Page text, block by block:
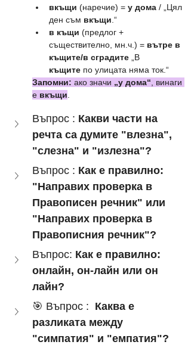
вкъщи (наречие) = у дома / „Цял
ден съм вкъщи .“
в къщи (предлог +
съществително, мн.ч.) = вътре в
къщите/в сградите „В
къщите по улицата няма ток.“
Запомни: ако значи „у дома“ , винаги
е вкъщи
Въпрос : Какви части на
речта са думите "влезна",
"слезна" и "излезна"?
Въпрос : Как е правилно:
"Направих проверка в
Правописен речник" или
"Направих проверка в
Правописния речник"?
Въпрос: Как е правилно:
онлайн, он-лайн или он
лайн?
🎯 Въпрос : Каква е
разликата между
"симпатия" и "емпатия"?